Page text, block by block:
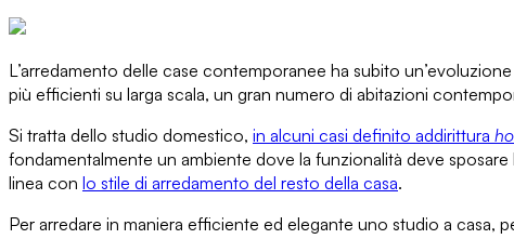
L’arredamento delle case contemporanee ha subito
più efficienti su larga scala, un gran numero di abitazioni
Si tratta dello studio domestico, in alcuni casi definito addirittura
fondamentalmente un ambiente dove la funzionalità deve sposare
linea con lo stile di arredamento del resto della casa.
Per arredare in maniera efficiente ed elegante uno studio a casa,